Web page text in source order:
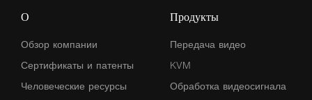
О
Обзор компании
Сертификаты и патенты
Человеческие ресурсы
Продукты
Передача видео
KVM
Обработка видеосигнала